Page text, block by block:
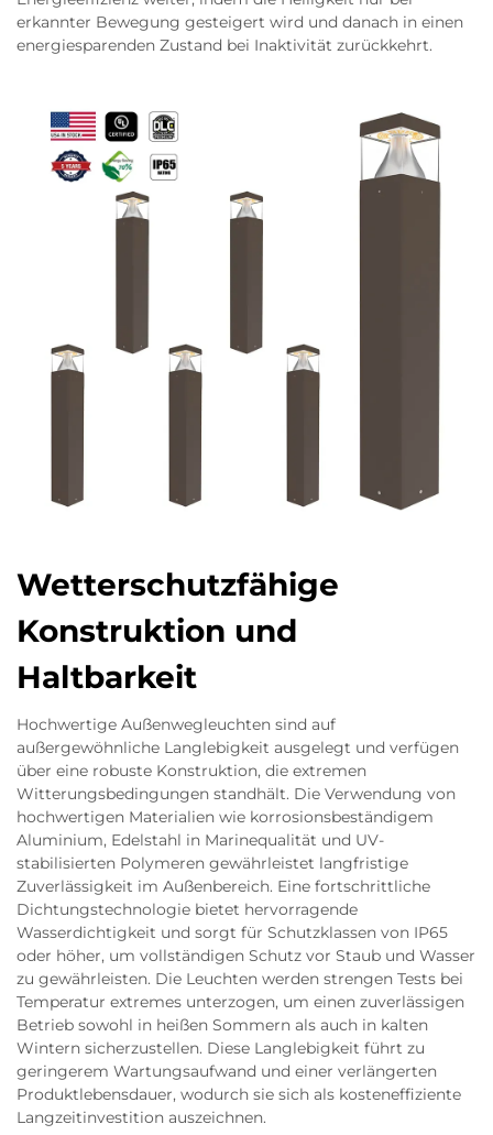
erkannter Bewegung gesteigert wird und danach in einen
energiesparenden Zustand bei Inaktivität zurückkehrt.
Wetterschutzfähige
Konstruktion und
Haltbarkeit
Hochwertige Außenwegleuchten sind auf
außergewöhnliche Langlebigkeit ausgelegt und verfügen
über eine robuste Konstruktion, die extremen
Witterungsbedingungen standhält. Die Verwendung von
hochwertigen Materialien wie korrosionsbeständigem
Aluminium, Edelstahl in Marinequalität und UV-
stabilisierten Polymeren gewährleistet langfristige
Zuverlässigkeit im Außenbereich. Eine fortschrittliche
Dichtungstechnologie bietet hervorragende
Wasserdichtigkeit und sorgt für Schutzklassen von IP65
oder höher, um vollständigen Schutz vor Staub und Wasser
zu gewährleisten. Die Leuchten werden strengen Tests bei
Temperatur extremes unterzogen, um einen zuverlässigen
Betrieb sowohl in heißen Sommern als auch in kalten
Wintern sicherzustellen. Diese Langlebigkeit führt zu
geringerem Wartungsaufwand und einer verlängerten
Produktlebensdauer, wodurch sie sich als kosteneffiziente
Langzeitinvestition auszeichnen.